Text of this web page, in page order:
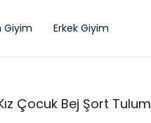
Giyim Erkek Giyim
Çocuk Bej Şort Tulum